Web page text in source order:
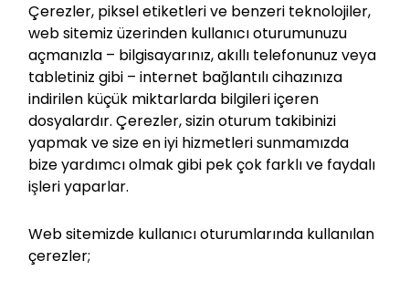
Çerezler, piksel etiketleri ve benzeri teknolojiler,
web sitemiz üzerinden kullanıcı oturumunuzu
açmanızla – bilgisayarınız, akıllı telefonunuz veya
tabletiniz gibi – internet bağlantılı cihazınıza
indirilen küçük miktarlarda bilgileri içeren
dosyalardır. Çerezler, sizin oturum takibinizi
yapmak ve size en iyi hizmetleri sunmamızda
bize yardımcı olmak gibi pek çok farklı ve faydalı
işleri yaparlar.
Web sitemizde kullanıcı oturumlarında kullanılan
çerezler;